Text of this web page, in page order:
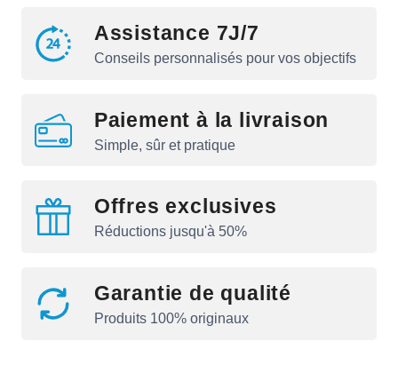
Assistance 7J/7
Conseils personnalisés pour vos objectifs
Paiement à la livraison
Simple, sûr et pratique
Offres exclusives
Réductions jusqu'à 50%
Garantie de qualité
Produits 100% originaux